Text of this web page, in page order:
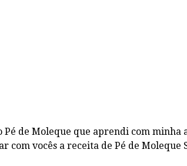
de Moleque que aprendi com
vocês a receita de Pé de